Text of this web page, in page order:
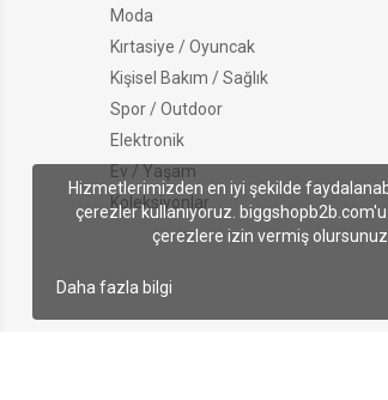
Moda
Kırtasiye / Oyuncak
Kişisel Bakım / Sağlık
Spor / Outdoor
Elektronik
Ev / Yaşam
Koleksiyonlar
Hizmetlerimizden en iyi şekilde
çerezler kullanıyoruz.
çerezlere izin vermiş olursunuz.
Daha fazla bilgi